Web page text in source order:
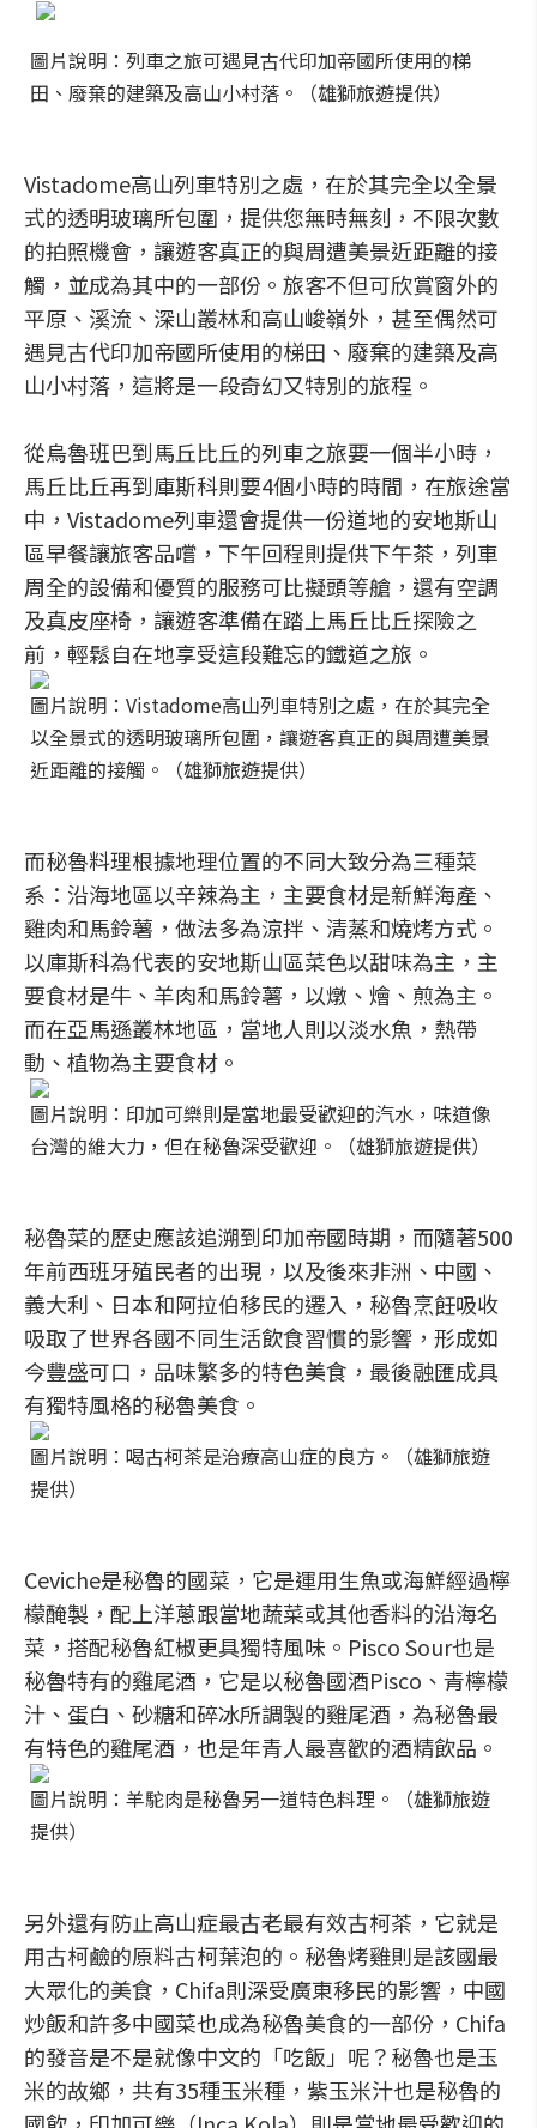
圖片說明：列車之旅可遇見古代印加帝國所使用的梯
田、廢棄的建築及高山小村落。（雄獅旅遊提供）
Vistadome高山列車特別之處，在於其完全以全景
式的透明玻璃所包圍，提供您無時無刻，不限次數
的拍照機會，讓遊客真正的與周遭美景近距離的接
觸，並成為其中的一部份。旅客不但可欣賞窗外的
平原、溪流、深山叢林和高山峻嶺外，甚至偶然可
遇見古代印加帝國所使用的梯田、廢棄的建築及高
山小村落，這將是一段奇幻又特別的旅程。
從烏魯班巴到馬丘比丘的列車之旅要一個半小時，
馬丘比丘再到庫斯科則要4個小時的時間，在旅途當
中，Vistadome列車還會提供一份道地的安地斯山
區早餐讓旅客品嚐，下午回程則提供下午茶，列車
周全的設備和優質的服務可比擬頭等艙，還有空調
及真皮座椅，讓遊客準備在踏上馬丘比丘探險之
前，輕鬆自在地享受這段難忘的鐵道之旅。
圖片說明：Vistadome高山列車特別之處，在於其完全
以全景式的透明玻璃所包圍，讓遊客真正的與周遭美景
近距離的接觸。（雄獅旅遊提供）
而秘魯料理根據地理位置的不同大致分為三種菜
系：沿海地區以辛辣為主，主要食材是新鮮海產、
雞肉和馬鈴薯，做法多為涼拌、清蒸和燒烤方式。
以庫斯科為代表的安地斯山區菜色以甜味為主，主
要食材是牛、羊肉和馬鈴薯，以燉、燴、煎為主。
而在亞馬遜叢林地區，當地人則以淡水魚，熱帶
動、植物為主要食材。
圖片說明：印加可樂則是當地最受歡迎的汽水，味道像
台灣的維大力，但在秘魯深受歡迎。（雄獅旅遊提供）
秘魯菜的歷史應該追溯到印加帝國時期，而隨著500
年前西班牙殖民者的出現，以及後來非洲、中國、
義大利、日本和阿拉伯移民的遷入，秘魯烹飪吸收
吸取了世界各國不同生活飲食習慣的影響，形成如
今豐盛可口，品味繁多的特色美食，最後融匯成具
有獨特風格的秘魯美食。
圖片說明：喝古柯茶是治療高山症的良方。（雄獅旅遊
提供）
Ceviche是秘魯的國菜，它是運用生魚或海鮮經過檸
檬醃製，配上洋蔥跟當地蔬菜或其他香料的沿海名
菜，搭配秘魯紅椒更具獨特風味。Pisco Sour也是
秘魯特有的雞尾酒，它是以秘魯國酒Pisco、青檸檬
汁、蛋白、砂糖和碎冰所調製的雞尾酒，為秘魯最
有特色的雞尾酒，也是年青人最喜歡的酒精飲品。
圖片說明：羊駝肉是秘魯另一道特色料理。（雄獅旅遊
提供）
另外還有防止高山症最古老最有效古柯茶，它就是
用古柯鹼的原料古柯葉泡的。秘魯烤雞則是該國最
大眾化的美食，Chifa則深受廣東移民的影響，中國
炒飯和許多中國菜也成為秘魯美食的一部份，Chifa
的發音是不是就像中文的「吃飯」呢？秘魯也是玉
米的故鄉，共有35種玉米種，紫玉米汁也是秘魯的